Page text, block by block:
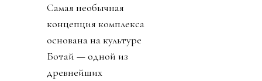
Самая необычная
концепция комплекса
основана на культуре
Ботай — одной из
древнейших